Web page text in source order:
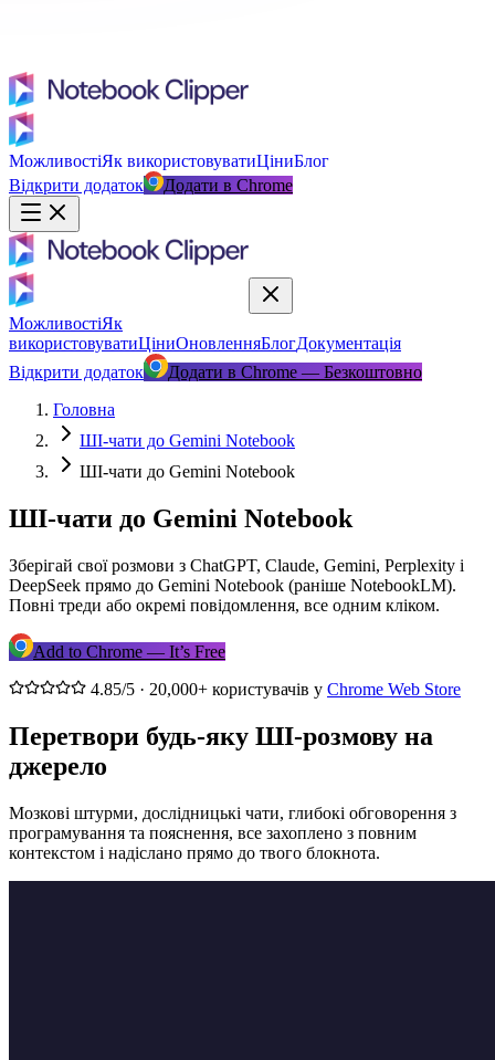
МожливостіЯк використовуватиЦіниБлог
Відкрити додаток
Додати в Chrome
МожливостіЯк
використовуватиЦіниОновленняБлогДокументація
Відкрити додаток
Додати в Chrome — Безкоштовно
Головна
ШІ-чати до Gemini Notebook
ШІ-чати до Gemini Notebook
ШІ-чати до Gemini Notebook
Зберігай свої розмови з ChatGPT, Claude, Gemini, Perplexity і
DeepSeek прямо до Gemini Notebook (раніше NotebookLM).
Повні треди або окремі повідомлення, все одним кліком.
Add to Chrome — It’s Free
4.85/5 · 20,000+ користувачів у Chrome Web Store
Перетвори будь-яку ШІ-розмову на
джерело
Мозкові штурми, дослідницькі чати, глибокі обговорення з
програмування та пояснення, все захоплено з повним
контекстом і надіслано прямо до твого блокнота.